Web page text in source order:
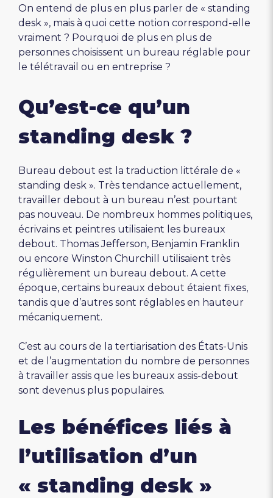
On entend de plus en plus parler de « standing
desk », mais à quoi cette notion correspond-elle
vraiment ? Pourquoi de plus en plus de
personnes choisissent un bureau réglable pour
le télétravail ou en entreprise ?
Qu’est-ce qu’un
standing desk ?
Bureau debout est la traduction littérale de «
standing desk ». Très tendance actuellement,
travailler debout à un bureau n’est pourtant
pas nouveau. De nombreux hommes politiques,
écrivains et peintres utilisaient les bureaux
debout. Thomas Jefferson, Benjamin Franklin
ou encore Winston Churchill utilisaient très
régulièrement un bureau debout. A cette
époque, certains bureaux debout étaient fixes,
tandis que d’autres sont réglables en hauteur
mécaniquement.
C’est au cours de la tertiarisation des États-Unis
et de l’augmentation du nombre de personnes
à travailler assis que les bureaux assis-debout
sont devenus plus populaires.
Les bénéfices liés à
l’utilisation d’un
« standing desk »